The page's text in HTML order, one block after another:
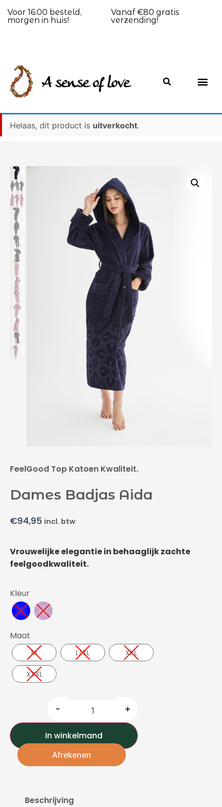
Voor 16:00 besteld,
morgen in huis!
Vanaf €80 gratis
verzending!
Helaas, dit product is uitverkocht.
FeelGood Top Katoen Kwaliteit.
Dames Badjas Aida
€94,95 incl. btw
Vrouwelijke elegantie in behaaglijk zachte
feelgoodkwaliteit.
Kleur
Maat
M L/XL XXL
XXXL
- +
In winkelmand
Afrekenen
Beschrijving